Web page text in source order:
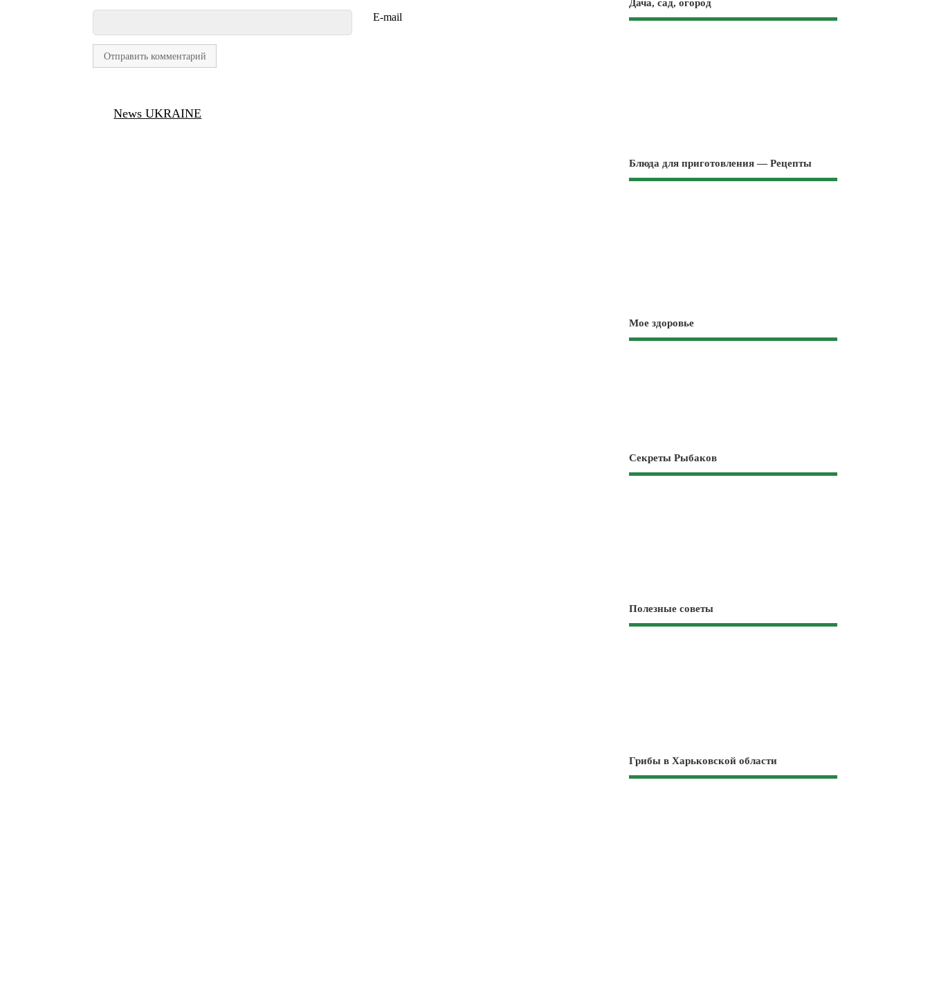
E-mail
News UKRAINE
Дача, сад, огород
Блюда для приготовления — Рецепты
Мое здоровье
Секреты Рыбаков
Полезные советы
Грибы в Харьковской области